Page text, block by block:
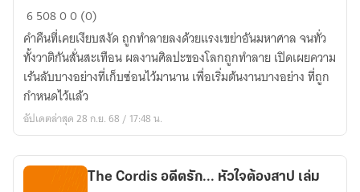
Angel
Night
เท
วา
ราตี
650800 (0)
คำคืนที่เคยเงียบสงัด ถูกทำลายลงด้วยแรงเขย่าอันมหาศาล จนทั่ว
ทั้งวาติกันสั่นสะเทือน ผลงานศิลปะของโลกถูกทำลาย เปิดเผยความ
เร้นลับบางอย่างที่เก็บซ่อนไว้มานาน เพื่อเริ่มต้นงานบางอย่าง ที่ถูก
กำหนดไว้แล้ว
อัปเดตล่าสุด 28 ก.ย. 68 / 17:48 น.
The Cordis อดีตรัก... หัวใจต้องสาป เล่ม